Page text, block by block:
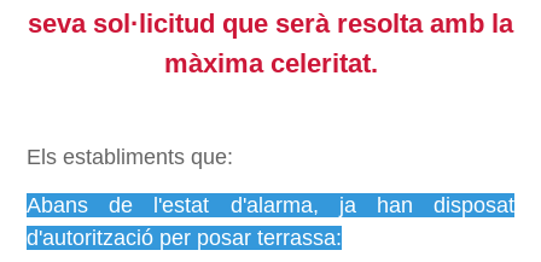
seva sol·licitud que serà resolta amb la
màxima celeritat.
Els establiments que:
Abans de l'estat d'alarma, ja han disposat
d'autorització per posar terrassa: